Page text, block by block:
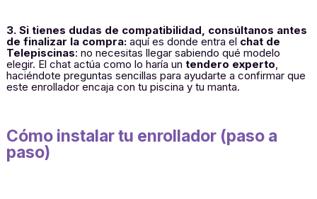
3. Si tienes dudas de compatibilidad, consúltanos antes
de finalizar la compra: aquí es donde entra el chat de
Telepiscinas: no necesitas llegar sabiendo qué modelo
elegir. El chat actúa como lo haría un tendero experto,
haciéndote preguntas sencillas para ayudarte a confirmar que
este enrollador encaja con tu piscina y tu manta.
Cómo instalar tu enrollador (paso a
paso)